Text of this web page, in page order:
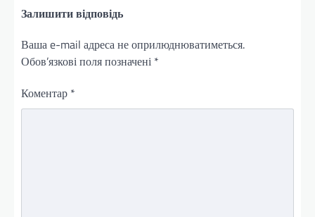
Залишити відповідь
Ваша e-mail адреса не оприлюднюватиметься.
Обов’язкові поля позначені *
Коментар *